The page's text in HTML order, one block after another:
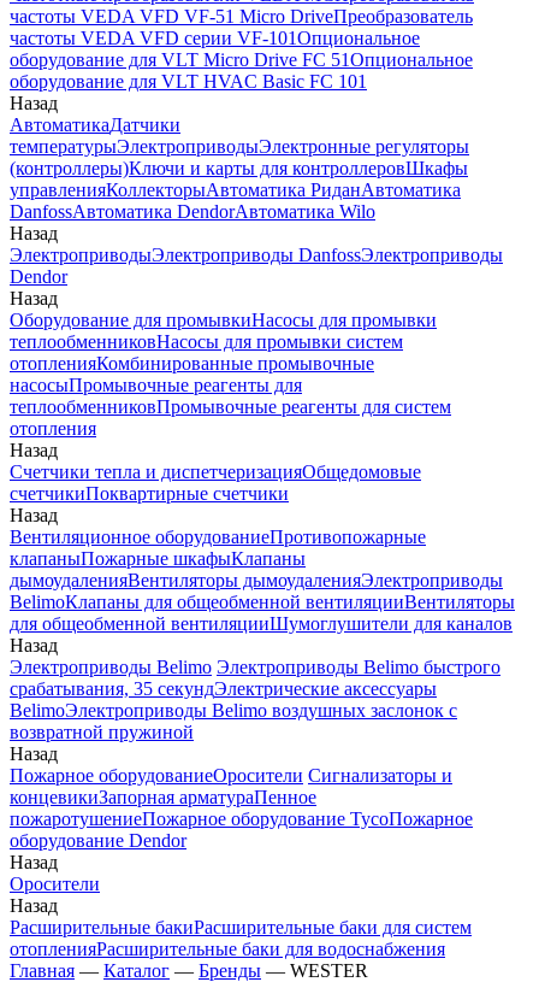
частоты VEDA VFD VF-51 Micro DriveПреобразователь
частоты VEDA VFD серии VF-101Опциональное
оборудование для VLT Micro Drive FC 51Опциональное
оборудование для VLT HVAC Basic FC 101
Назад
АвтоматикаДатчики
температурыЭлектроприводыЭлектронные регуляторы
(контроллеры)Ключи и карты для контроллеровШкафы
управленияКоллекторыАвтоматика РиданАвтоматика
DanfossАвтоматика DendorАвтоматика Wilo
Назад
ЭлектроприводыЭлектроприводы DanfossЭлектроприводы
Dendor
Назад
Оборудование для промывкиНасосы для промывки
теплообменниковНасосы для промывки систем
отопленияКомбинированные промывочные
насосыПромывочные реагенты для
теплообменниковПромывочные реагенты для систем
отопления
Назад
Счетчики тепла и диспетчеризацияОбщедомовые
счетчикиПоквартирные счетчики
Назад
Вентиляционное оборудованиеПротивопожарные
клапаныПожарные шкафыКлапаны
дымоудаленияВентиляторы дымоудаленияЭлектроприводы
BelimoКлапаны для общеобменной вентиляцииВентиляторы
для общеобменной вентиляцииШумоглушители для каналов
Назад
Электроприводы Belimo Электроприводы Belimo быстрого
срабатывания, 35 секундЭлектрические аксессуары
BelimoЭлектроприводы Belimo воздушных заслонок c
возвратной пружиной
Назад
Пожарное оборудованиеОросители Сигнализаторы и
концевикиЗапорная арматураПенное
пожаротушениеПожарное оборудование TycoПожарное
оборудование Dendor
Назад
Оросители
Назад
Расширительные бакиРасширительные баки для систем
отопленияРасширительные баки для водоснабжения
Главная — Каталог — Бренды — WESTER